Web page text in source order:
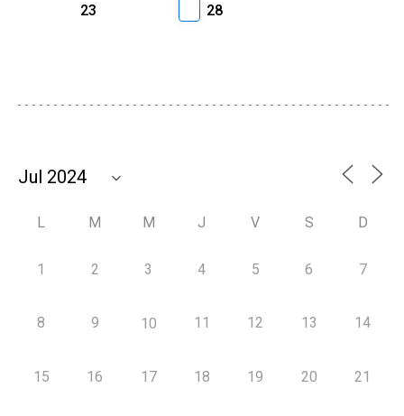
23
28
L M M J V S D
1 2 3 4 5 6 7
8 9 10 11 12 13 14
15 16 17 18 19 20 21